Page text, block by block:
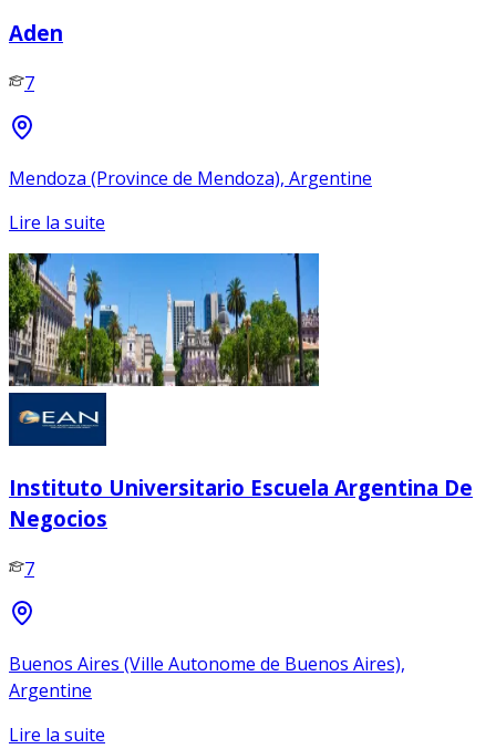
Aden
7
Mendoza (Province de Mendoza), Argentine
Lire la suite
Instituto Universitario Escuela Argentina De
Negocios
7
Buenos Aires (Ville Autonome de Buenos Aires),
Argentine
Lire la suite